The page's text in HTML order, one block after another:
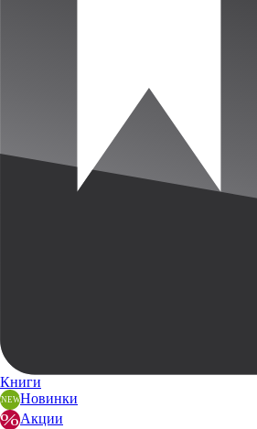
Книги
Новинки
Акции